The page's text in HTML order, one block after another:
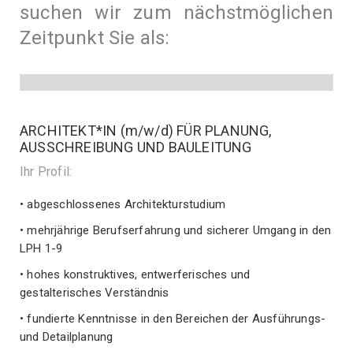
suchen wir zum nächstmöglichen
Zeitpunkt Sie als:
ARCHITEKT*IN (m/w/d) FÜR PLANUNG,
AUSSCHREIBUNG UND BAULEITUNG
Ihr Profil:
• abgeschlossenes Architekturstudium
• mehrjährige Berufserfahrung und sicherer Umgang in den
LPH 1-9
• hohes konstruktives, entwerferisches und
gestalterisches Verständnis
• fundierte Kenntnisse in den Bereichen der Ausführungs-
und Detailplanung